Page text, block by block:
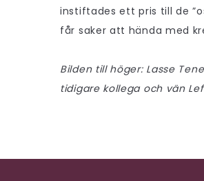
instiftades ett pris till de
får saker att hända med
Bilden till höger: Lasse
tidigare kollega och vän